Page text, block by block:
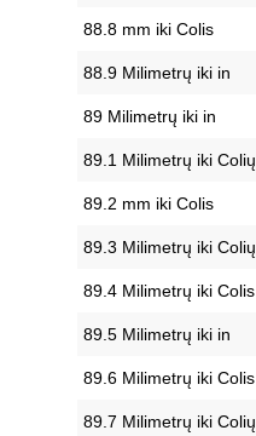
88.8 mm iki Colis
88.9 Milimetrų iki in
89 Milimetrų iki in
89.1 Milimetrų iki Colių
89.2 mm iki Colis
89.3 Milimetrų iki Colių
89.4 Milimetrų iki Colis
89.5 Milimetrų iki in
89.6 Milimetrų iki Colis
89.7 Milimetrų iki Colių